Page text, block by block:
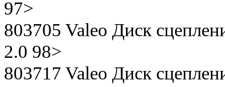
97>
803705 Valeo Диск
2.0 98>
803717 Valeo Диск